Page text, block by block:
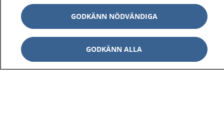
1177 på flera språk Visa
GODKÄNN NÖDVÄNDIGA
GODKÄNN ALLA